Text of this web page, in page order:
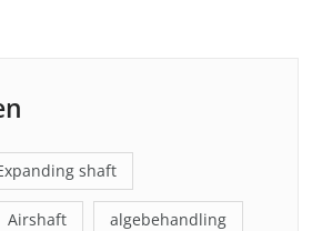
shaft
Airshaft algebehandling